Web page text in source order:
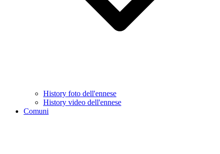
History foto dell'ennese
History video dell'ennese
Comuni